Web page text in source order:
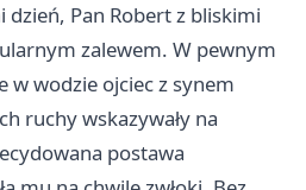
dzień, Pan Robert z bliskimi
zalewem. W pewnym
w wodzie ojciec z synem
ruchy wskazywały na
postawa